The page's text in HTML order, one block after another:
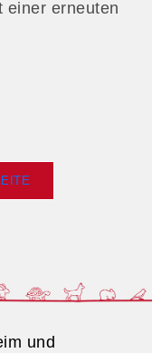
einer erneuten
und